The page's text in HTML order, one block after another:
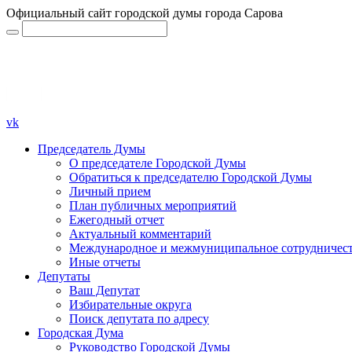
Официальный сайт городской думы города Сарова
vk
Председатель Думы
О председателе Городской Думы
Обратиться к председателю Городской Думы
Личный прием
План публичных мероприятий
Ежегодный отчет
Актуальный комментарий
Международное и межмуниципальное
Иные отчеты
Депутаты
Ваш Депутат
Избирательные округа
Поиск депутата по адресу
Городская Дума
Руководство Городской Думы